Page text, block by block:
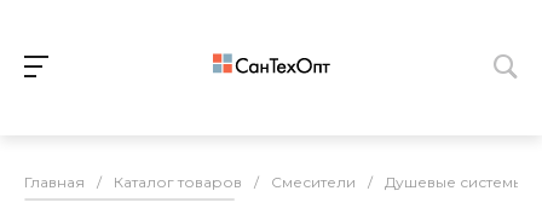
Главная / Каталог товаров / Смесители / Душевые системы